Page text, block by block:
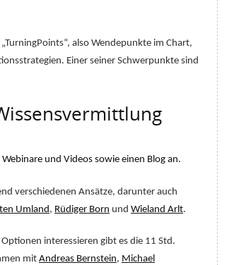
also Wendepunkte im Chart,
Einer seiner Schwerpunkte sind
und Videos sowie einen Blog an.
verschiedenen Ansätze, darunter auch
Umland, Rüdiger Born und Wieland Arlt.
interessieren gibt es die 11 Std.
mit Andreas Bernstein, Michael